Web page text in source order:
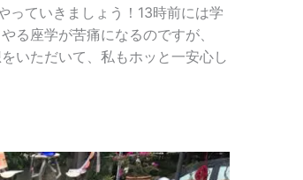
っていきましょう！13時前には学
る座学が苦痛になるのですが、
いただいて、私もホッと一安心し